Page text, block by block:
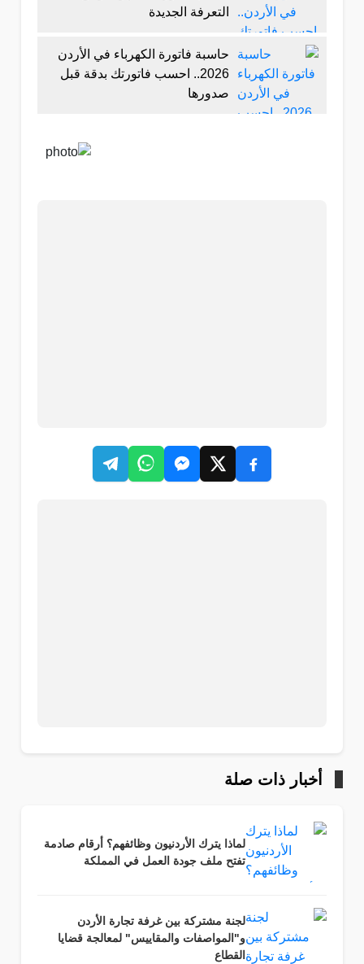
التعرفة الجديدة
حاسبة فاتورة الكهرباء في الأردن
2026.. احسب فاتورتك بدقة قبل
صدورها
أخبار ذات صلة
لماذا يترك الأردنيون وظائفهم؟ أرقام صادمة
تفتح ملف جودة العمل في المملكة
لجنة مشتركة بين غرفة تجارة الأردن
و"المواصفات والمقاييس" لمعالجة قضايا
القطاع